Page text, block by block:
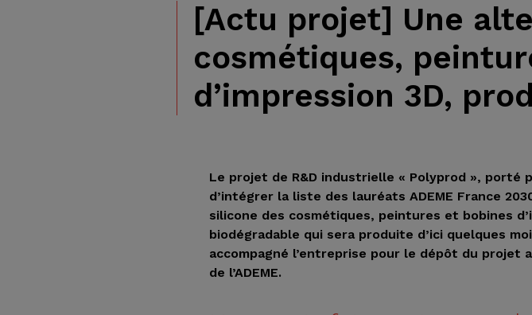
[Actu projet] Une
cosmétiques,
d’impression 3D,
Le projet de R&D industrielle « Polyprod », porté
d’intégrer la liste des lauréats ADEME France
silicone des cosmétiques, peintures et bobines
biodégradable qui sera produite d’ici quelques
accompagné l’entreprise pour le dépôt du projet
de l’ADEME.